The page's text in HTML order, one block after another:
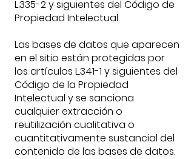
L.335-2 y siguientes del Código de
Propiedad Intelectual.
Las bases de datos que aparecen
en el sitio están protegidas por
los artículos L.341-1 y siguientes del
Código de la Propiedad
Intelectual y se sanciona
cualquier extracción o
reutilización cualitativa o
cuantitativamente sustancial del
contenido de las bases de datos.